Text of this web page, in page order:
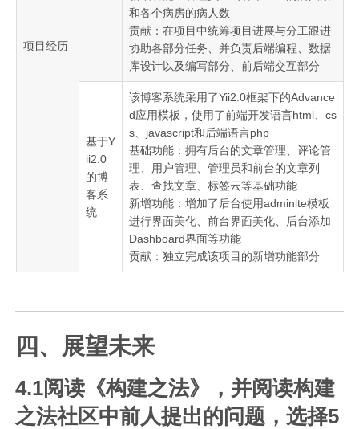
项目经历
和各个病房的病人数
贡献：在项目中统筹项目进展与分工跟进
协助各部分任务、并负责后端编程、数据
库设计以及编写部分、前后端交互部分
基于Y
ii2.0
的博
客系
统
该博客系统采用了Yii2.0框架下的Advance
d应用模板，使用了前端开发语言html、cs
s、javascript和后端语言php
基础功能：拥有后台的文章管理、评论管
理、用户管理、管理员和前台的文章列
表、查找文章、标签云等基础功能
新增功能：增加了后台使用adminlte模板
进行界面美化、前台界面美化、后台添加
Dashboard界面等功能
贡献：独立完成该项目的新增功能部分
四、展望未来
4.1阅读《构建之法》，并阅读构建
之法社区中前人提出的问题，选择5